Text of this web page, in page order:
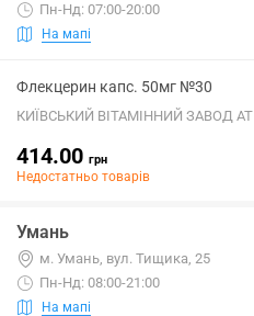
Пн-Нд: 07:00-20:00
На мапі
Флекцерин капс. 50мг №30
КИЇВСЬКИЙ ВІТАМІННИЙ ЗАВОД АТ
414.00 грн
Недостатньо товарів
Умань
м. Умань, вул. Тищика, 25
Пн-Нд: 08:00-21:00
На мапі